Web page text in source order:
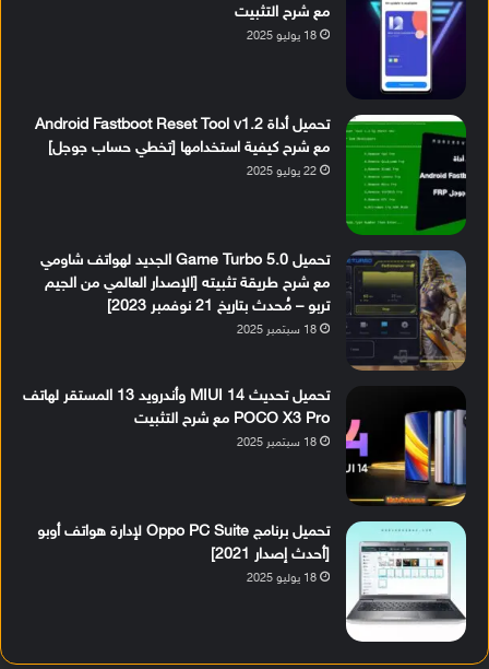
مع شرح التثبيت
18 يوليو 2025
تحميل أداة Android Fastboot Reset Tool v1.2
مع شرح كيفية استخدامها [تخطي حساب جوجل]
22 يوليو 2025
تحميل Game Turbo 5.0 الجديد لهواتف شاومي
مع شرح طريقة تثبيته [الإصدار العالمي من الجيم
تربو – مُحدث بتاريخ 21 نوفمبر 2023]
18 سبتمبر 2025
تحميل تحديث MIUI 14 وأندرويد 13 المستقر لهاتف
POCO X3 Pro مع شرح التثبيت
18 سبتمبر 2025
تحميل برنامج Oppo PC Suite لإدارة هواتف أوبو
[أحدث إصدار 2021]
18 يوليو 2025